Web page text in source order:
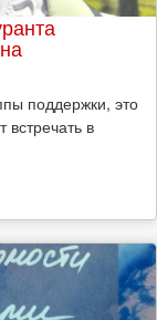
поддержки, это
в